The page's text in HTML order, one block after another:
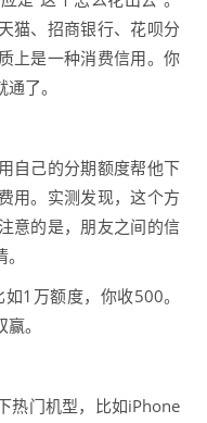
猫、招商银行、花呗分
上是一种消费信用。你
了。
自己的分期额度帮他下
用。实测发现，这个方
意的是，朋友之间的信
1万额度，你收500。
。
热门机型，比如iPhone